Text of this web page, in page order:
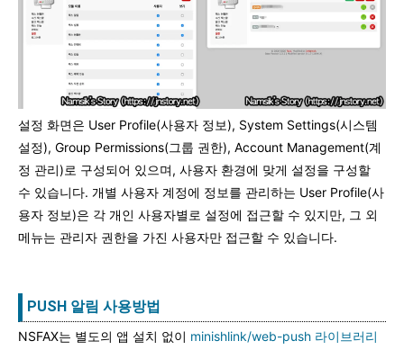
설정 화면은 User Profile(사용자 정보), System Settings(시스템
설정), Group Permissions(그룹 권한), Account Management(계
정 관리)로 구성되어 있으며, 사용자 환경에 맞게 설정을 구성할
수 있습니다. 개별 사용자 계정에 정보를 관리하는 User Profile(사
용자 정보)은 각 개인 사용자별로 설정에 접근할 수 있지만, 그 외
메뉴는 관리자 권한을 가진 사용자만 접근할 수 있습니다.
PUSH 알림 사용방법
NSFAX는 별도의 앱 설치 없이 minishlink/web-push 라이브러리